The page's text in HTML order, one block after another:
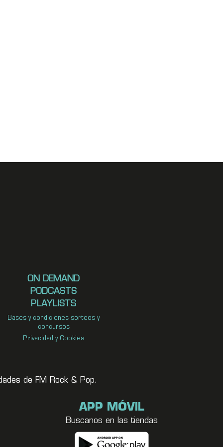
ON DEMAND
PODCASTS
PLAYLISTS
Bases y condiciones sorteos y
concursos
Privacidad y Cookies
de FM Rock & Pop.
APP MÓVIL
Buscanos en las tiendas